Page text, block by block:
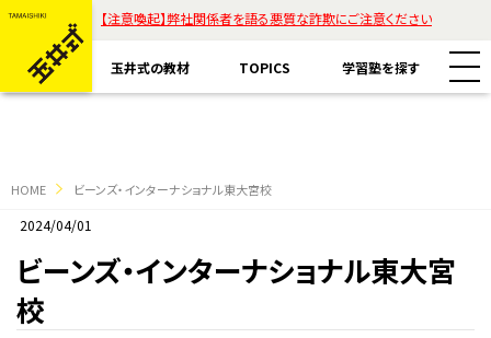
【注意喚起】弊社関係者を語る悪質な詐欺にご注意ください
玉井式の教材 TOPICS 学習塾を探す
玉井式の挑戦
HOME ビーンズ・インターナショナル東大宮校
2024/04/01
ビーンズ・インターナショナル東大宮
校